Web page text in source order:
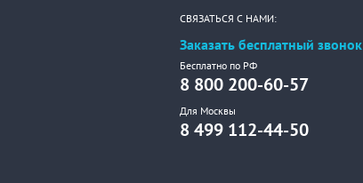
СВЯЗАТЬСЯ С НАМИ:
Заказать бесплатный звонок
Бесплатно по РФ
8 800 200-60-57
Для Москвы
8 499 112-44-50